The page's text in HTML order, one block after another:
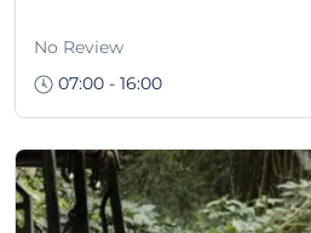
No Review
07:00 - 16:00